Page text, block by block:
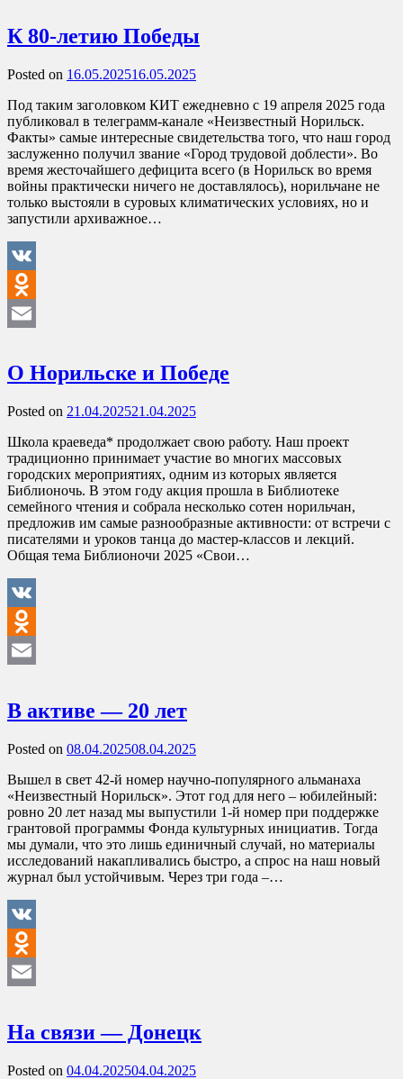
К 80-летию Победы
Posted on 16.05.202516.05.2025
Под таким заголовком КИТ ежедневно с 19 апреля 2025 года
публиковал в телеграмм-канале «Неизвестный Норильск.
Факты» самые интересные свидетельства того, что наш город
заслуженно получил звание «Город трудовой доблести». Во
время жесточайшего дефицита всего (в Норильск во время
войны практически ничего не доставлялось), норильчане не
только выстояли в суровых климатических условиях, но и
запустили архиважное…
VK
Odnoklassniki
О Норильске и Победе
Posted on 21.04.202521.04.2025
Школа краеведа* продолжает свою работу. Наш проект
традиционно принимает участие во многих массовых
городских мероприятиях, одним из которых является
Библионочь. В этом году акция прошла в Библиотеке
семейного чтения и собрала несколько сотен норильчан,
предложив им самые разнообразные активности: от встречи с
писателями и уроков танца до мастер-классов и лекций.
Общая тема Библионочи 2025 «Свои…
VK
Odnoklassniki
В активе — 20 лет
Posted on 08.04.202508.04.2025
Вышел в свет 42-й номер научно-популярного альманаха
«Неизвестный Норильск». Этот год для него – юбилейный:
ровно 20 лет назад мы выпустили 1-й номер при поддержке
грантовой программы Фонда культурных инициатив. Тогда
мы думали, что это лишь единичный случай, но материалы
исследований накапливались быстро, а спрос на наш новый
журнал был устойчивым. Через три года –…
VK
Odnoklassniki
На связи — Донецк
Posted on 04.04.202504.04.2025